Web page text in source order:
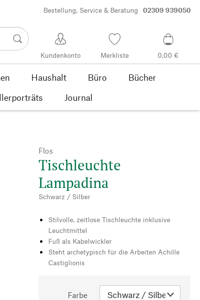
Bestellung, Service & Beratung 02309 939050
Kundenkonto Merkliste 0,00 €
Haushalt Büro
Bücher
Journal
Flos
Tischleuchte
Lampadina
Schwarz / Silber
Stilvolle, zeitlose Tischleuchte inklusive
Leuchtmittel
Fuß als Kabelwickler
Steht archetypisch für die Arbeiten Achille
Castiglionis
Farbe